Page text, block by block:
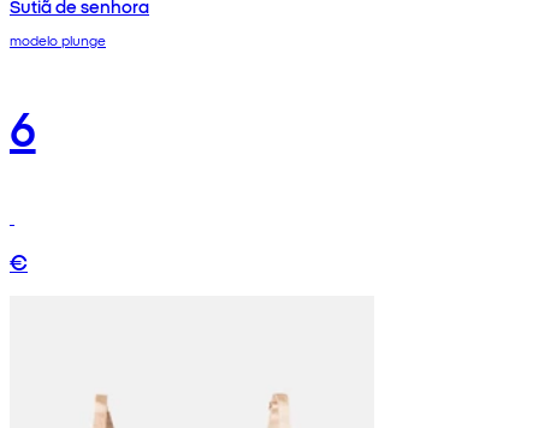
Sutiã de senhora
modelo plunge
6
€